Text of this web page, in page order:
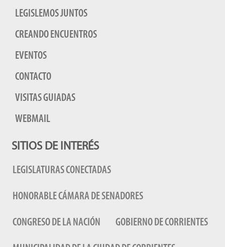
LEGISLEMOS JUNTOS
CREANDO ENCUENTROS
EVENTOS
CONTACTO
VISITAS GUIADAS
WEBMAIL
SITIOS DE INTERÉS
LEGISLATURAS CONECTADAS
HONORABLE CÁMARA DE SENADORES
CONGRESO DE LA NACIÓN GOBIERNO DE CORRIENTES